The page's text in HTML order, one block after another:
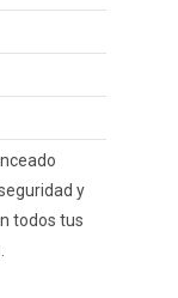
y
todos tus